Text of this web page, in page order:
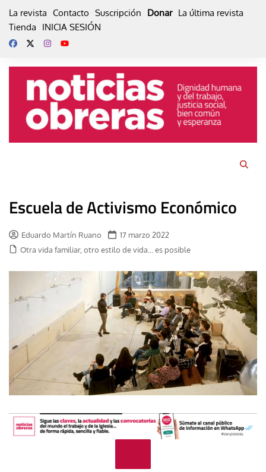
La revista Contacto Suscripción Donar La última revista
Tienda
INICIA SESIÓN
Escuela de Activismo Económico
Eduardo Martín Ruano
17 marzo 2022
Otra vida familiar, otro estilo de vida... es posible